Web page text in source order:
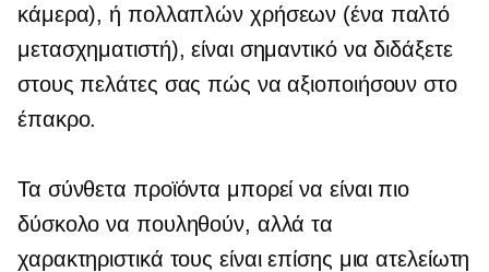
κάμερα), ή πολλαπλών χρήσεων (ένα παλτό
μετασχηματιστή), είναι σημαντικό να διδάξετε
στους πελάτες σας πώς να αξιοποιήσουν στο
έπακρο.
Τα σύνθετα προϊόντα μπορεί να είναι πιο
δύσκολο να πουληθούν, αλλά τα
χαρακτηριστικά τους είναι επίσης μια ατελείωτη